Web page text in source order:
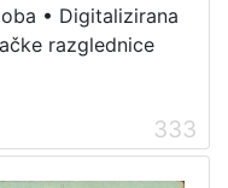
• Digitalizirana
razglednice
333